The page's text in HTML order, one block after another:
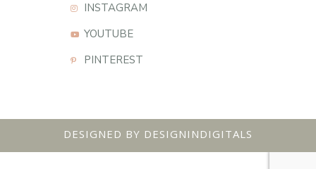
INSTAGRAM
YOUTUBE
PINTEREST
DESIGNED BY DESIGNINDIGITALS